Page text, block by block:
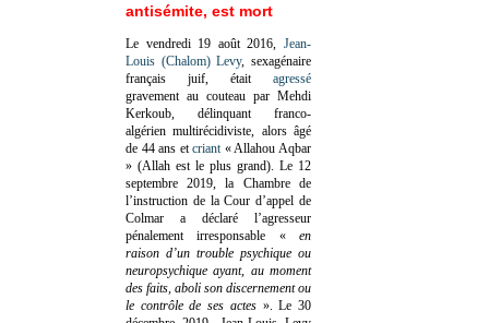
antisémite, est mort
Le vendredi 19 août 2016, Jean-
Louis (Chalom) Levy, sexagénaire
français juif, était agressé
gravement au couteau par Mehdi
Kerkoub, délinquant franco-
algérien multirécidiviste, alors âgé
de 44 ans etcriant « Allahou Aqbar
» (Allah est le plus grand). Le 12
septembre 2019, la Chambre de
l’instruction de la Cour d’appel de
Colmar a déclaré l’agresseur
pénalement irresponsable «en
raison d’un trouble psychique ou
neuropsychique ayant, au moment
des faits, aboli son discernement ou
le contrôle de ses actes». Le 30